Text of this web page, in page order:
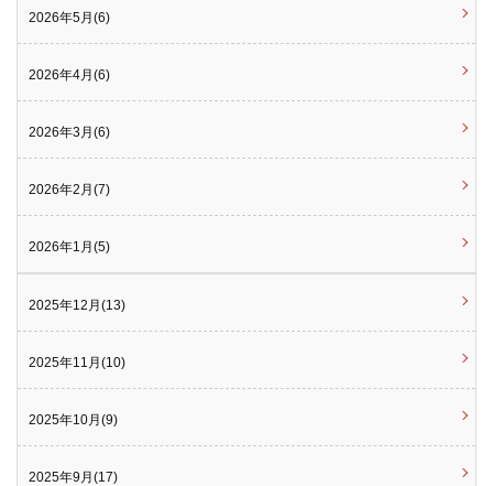
2026年5月(6)
2026年4月(6)
2026年3月(6)
2026年2月(7)
2026年1月(5)
2025年12月(13)
2025年11月(10)
2025年10月(9)
2025年9月(17)